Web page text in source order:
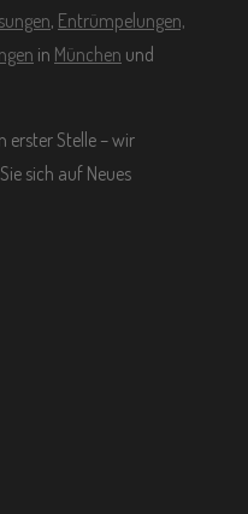
, Entrümpelungen,
in München und
erster Stelle – wir
sich auf Neues